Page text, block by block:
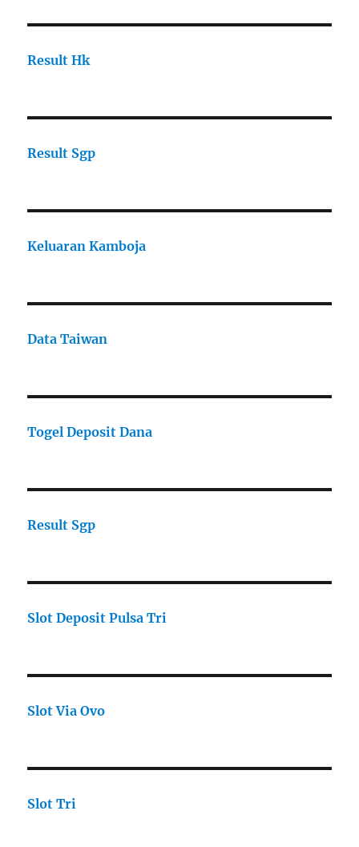
Result Hk
Result Sgp
Keluaran Kamboja
Data Taiwan
Togel Deposit Dana
Result Sgp
Slot Deposit Pulsa Tri
Slot Via Ovo
Slot Tri